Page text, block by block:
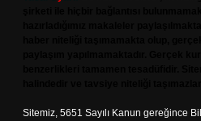
Sitemiz, 5651 Sayılı Kanun gereğince